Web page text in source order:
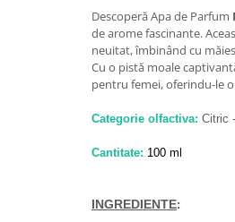
Anfar London
Ard al Zaafaran
Athoor Al Alam
Fragrance World
Descoperă Apa de Parfum
de arome fascinante.
neuitat, îmbinând cu
Cu o pistă moale
pentru femei, oferindu-le
Categorie olfactiva: Citric
Cantitate: 100 ml
INGREDIENTE: